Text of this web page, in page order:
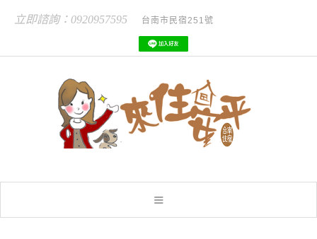
立即諮詢：0920957595 台南市民宿251號